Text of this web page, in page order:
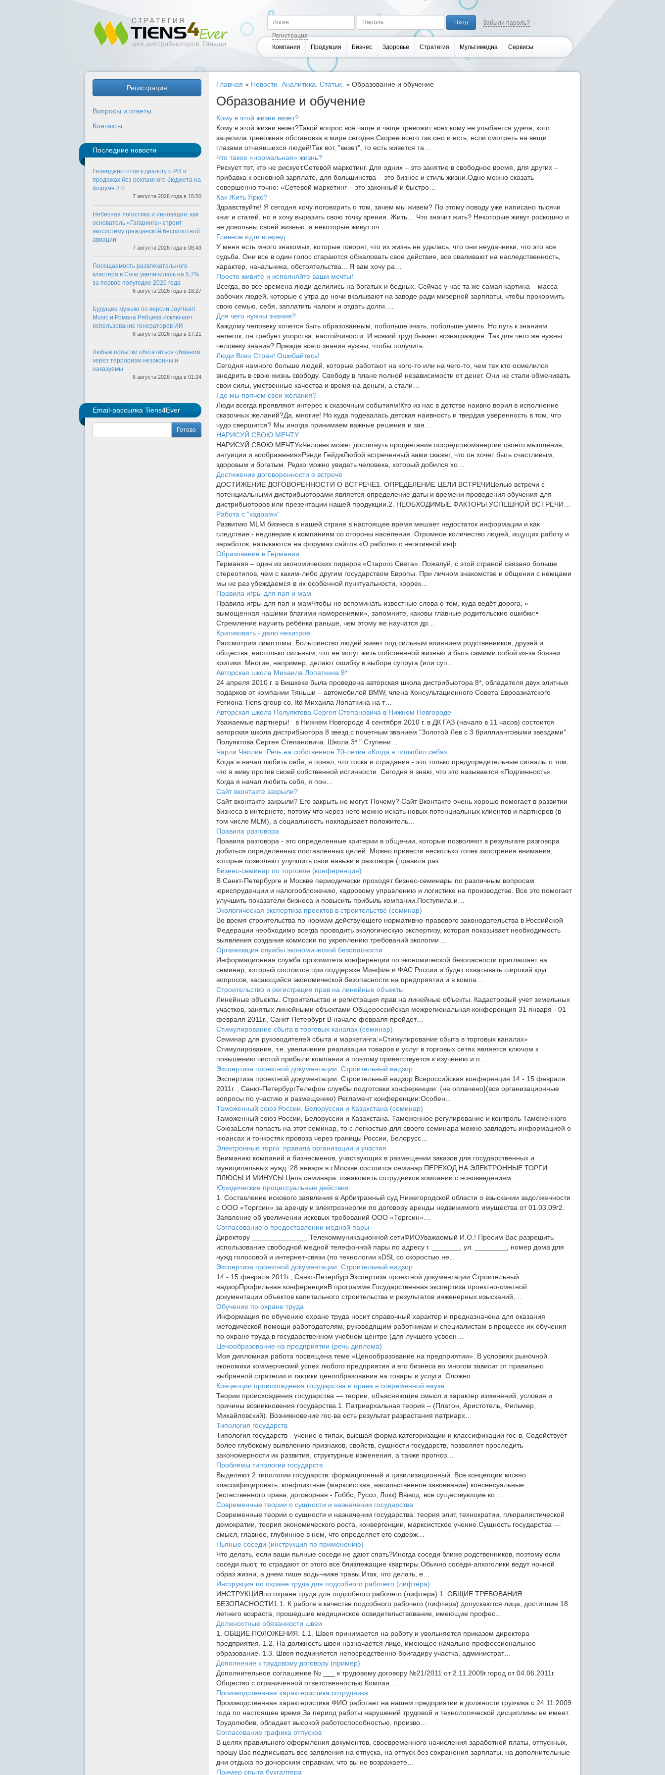
Забыли пароль?
Регистрация
Компания
Продукция Бизнес Здоровье Стратегия Мультимедиа Сервисы
Регистрация
Вопросы и ответы
Контакты
Последние новости
Геленджик готов к диалогу о PR и
продажах без рекламного бюджета на
форуме 3.0
7 августа 2026 года в 15:50
Небесная логистика и инновации: как
основатель «Гагаринга» строит
экосистему гражданской беспилотной
авиации
7 августа 2026 года в 08:43
Посещаемость развлекательного
кластера в Сочи увеличилась на 5,7%
за первое полугодие 2026 года
6 августа 2026 года в 18:27
Будущее музыки по версии JoyHeart
Music и Романа Рябцева исключает
использование генераторов ИИ
6 августа 2026 года в 17:21
Любые попытки обогатиться обманом
через терроризм незаконны и
наказуемы
6 августа 2026 года в 01:24
Email-рассылка Tiens4Ever
Готово
Главная » Новости. Аналитика. Статьи. » Образование и обучение
Образование и обучение
Кому в этой жизни везет?
Кому в этой жизни везет?Такой вопрос всё чаще и чаще тревожит всех,кому не улыбается удача, кого
зацепила тревожная обстановка в мире сегодня.Скорее всего так оно и есть, если смотреть на вещи
глазами отчаявшихся людей!Так вот, "везет", то есть живется та…
Что такое «нормальная» жизнь?
Рискует тот, кто не рискует.Сетевой маркетинг. Для одних – это занятие в свободное время, для других –
прибавка к основной зарплате, для большинства – это бизнес и стиль жизни.Одно можно сказать
совершенно точно: «Сетевой маркетинг – это законный и быстро…
Как Жить Ярко?
Здравствуйте! Я сегодня хочу поговорить о том, зачем мы живем? По этому поводу уже написано тысячи
книг и статей, но я хочу выразить свою точку зрения. Жить… Что значит жить? Некоторые живут роскошно и
не довольны своей жизнью, а некоторые живут оч…
Главное идти вперед…
У меня есть много знакомых, которые говорят, что их жизнь не удалась, что они неудачники, что это все
судьба. Они все в один голос стараются обжаловать свое действие, все сваливают на наследственность,
характер, начальника, обстоятельства... Я вам хочу ра…
Просто живите и исполняйте ваши мечты!
Всегда, во все времена люди делились на богатых и бедных. Сейчас у нас та же самая картина – масса
рабочих людей, которые с утра до ночи вкалывают на заводе ради мизерной зарплаты, чтобы прокормить
свою семью, себя, заплатить налоги и отдать долги.…
Для чего нужны знания?
Каждому человеку хочется быть образованным, побольше знать, побольше уметь. Но путь к знаниям
нелегок, он требует упорства, настойчивости. И всякий труд бывает вознагражден. Так для чего же нужны
человеку знания? Прежде всего знания нужны, чтобы получить…
Люди Всех Стран! Ошибайтесь!
Сегодня намного больше людей, которые работают на кого-то или на чего-то, чем тех кто осмелился
внедрить в свою жизнь свободу. Свободу в плане полной независимости от денег. Они не стали обменивать
свои силы, умственные качества и время на деньги, а стали…
Где мы прячем свои желания?
Люди всегда проявляют интерес к сказочным событиям!Кто из нас в детстве наивно верил в исполнение
сказочных желаний?Да, многие! Но куда подевалась детская наивность и твердая уверенность в том, что
чудо свершится? Мы иногда принимаем важные решения и зая…
НАРИСУЙ СВОЮ МЕЧТУ
НАРИСУЙ СВОЮ МЕЧТУ«Человек может достигнуть процветания посредствомэнергии своего мышления,
интуиции и воображения»Рэнди ГейджЛюбой встреченный вами скажет, что он хочет быть счастливым,
здоровым и богатым. Редко можно увидеть человека, который добился хо…
Достижение договоренности о встрече
ДОСТИЖЕНИЕ ДОГОВОРЕННОСТИ О ВСТРЕЧЕ1. ОПРЕДЕЛЕНИЕ ЦЕЛИ ВСТРЕЧИЦелью встречи с
потенциальными дистрибьюторами является определение даты и времени проведения обучения для
дистрибьюторов или презентации нашей продукции.2. НЕОБХОДИМЫЕ ФАКТОРЫ УСПЕШНОЙ ВСТРЕЧИ…
Работа с "кадрами"
Развитию MLM бизнеса в нашей стране в настоящее время мешает недостаток информации и как
следствие - недоверие к компаниям со стороны населения. Огромное количество людей, ищущих работу и
заработок, натыкаются на форумах сайтов «О работе» с негативной инф…
Образование в Германии
Германия – один из экономических лидеров «Старого Света». Пожалуй, с этой страной связано больше
стереотипов, чем с каким-либо другим государством Европы. При личном знакомстве и общении с немцами
мы не раз убеждаемся в их особенной пунктуальности, коррек…
Правила игры для пап и мам
Правила игры для пап и мамЧтобы не вспоминать известные слова о том, куда ведёт дорога, «
вымощенная нашими благими намерениями», запомните, каковы главные родительские ошибки:•
Стремление научить ребёнка раньше, чем этому же научатся др…
Критиковать - дело нехитрое
Рассмотрим симптомы. Большинство людей живет под сильным влиянием родственников, друзей и
общества, настолько сильным, что не могут жить собственной жизнью и быть самими собой из-за боязни
критики. Многие, например, делают ошибку в выборе супруга (или суп…
Авторская школа Михаила Лопаткина 8*
24 апреля 2010 г. в Бишкеке была проведена авторская школа дистрибьютора 8*, обладателя двух элитных
подарков от компании Тяньши – автомобилей BMW, члена Консультационного Совета Евроазиатского
Региона Tiens group co. Itd Михаила Лопаткина на т…
Авторская школа Полуяктова Сергея Степановича в Нижнем Новгороде
Уважаемые партнеры! в Нижнем Новгороде 4 сентября 2010 г. в ДК ГАЗ (начало в 11 часов) состоится
авторская школа дистрибьютора 8 звезд с почетным званием "Золотой Лев с 3 бриллиантовыми звездами"
Полуяктова Сергея Степановича. Школа 3* " Ступени…
Чарли Чаплин. Речь на собственное 70-летие «Когда я полюбил себя»
Когда я начал любить себя, я понял, что тоска и страдания - это только предупредительные сигналы о том,
что я живу против своей собственной истинности. Сегодня я знаю, что это называется «Подлинность».
Когда я начал любить себя, я пон…
Сайт вконтакте закрыли?
Сайт вконтакте закрыли? Его закрыть не могут. Почему? Сайт Вконтакте очень хорошо помогает в развитии
бизнеса в интернете, потому что через него можно искать новых потенциальных клиентов и партнеров (в
том числе MLM), а социальность накладывает положитель…
Правила разговора
Правила разговора - это определенные критерии в общении, которые позволяют в результате разговора
добиться определенных поставленных целей. Можно привести несколько точек заострения внимания,
которые позволяют улучшить свои навыки в разговоре (правила раз…
Бизнес-семинар по торговле (конференция)
В Санкт-Петербурге и Москве периодически проходят бизнес-семинары по различным вопросам
юриспруденции и налогообложению, кадровому управлению и логистике на производстве. Все это помогает
улучшить показатели бизнеса и повысить прибыль компании.Поступила и…
Экологическая экспертиза проектов в строительстве (семинар)
Во время строительства по нормам действующего нормативно-правового законодательства в Российской
Федерации необходимо всегда проводить экологическую экспертизу, которая показывает необходимость
выявления создания комиссии по укреплению требований экологии…
Организация службы экономической безопасности
Информационная служба оргкомитета конференции по экономической безопасности приглашает на
семинар, который состоится при поддержке Минфин и ФАС России и будет охватывать широкий круг
вопросов, касающийся экономической безопасности на предприятии и в компа…
Строительство и регистрация прав на линейные объекты
Линейные объекты. Строительство и регистрация прав на линейные объекты. Кадастровый учет земельных
участков, занятых линейными объектами Общероссийская межрегиональная конференция 31 января - 01
февраля 2011г., Санкт-Петербург В начале февраля пройдет…
Стимулирование сбыта в торговых каналах (семинар)
Семинар для руководителей сбыта и маркетинга:«Стимулирование сбыта в торговых каналах»
Стимулирование, т.е. увеличение реализации товаров и услуг в торговых сетях является ключом к
повышению чистой прибыли компании и поэтому приветствуется к изучению и п…
Экспертиза проектной документации. Строительный надзор
Экспертиза проектной документации. Строительный надзор Всероссийская конференция 14 - 15 февраля
2011г. , Санкт-ПетербургТелефон службы подготовки конференции: {не оплачено}(все организационные
вопросы по участию и размещению) Регламент конференции:Особен…
Таможенный союз России, Белоруссии и Казахстана (семинар)
Таможенный союз России, Белоруссии и Казахстана. Таможенное регулирование и контроль Таможенного
СоюзаЕсли попасть на этот семинар, то с легкостью для своего семинара можно завладеть информацией о
нюансах и тонкостях провоза через границы России, Белорусс…
Электронные торги: правила организации и участия
Вниманию компаний и бизнесменов, участвующих в размещении заказов для государственных и
муниципальных нужд. 28 января в г.Москве состоится семинар ПЕРЕХОД НА ЭЛЕКТРОННЫЕ ТОРГИ:
ПЛЮСЫ И МИНУСЫ Цель семинара: ознакомить сотрудников компании с нововведениям…
Юридические процессуальные действия
1. Составление искового заявления в Арбитражный суд Нижегородской области о взыскании задолженности
с ООО «Торгсин» за аренду и электроэнергии по договору аренды недвижимого имущества от 01.03.09г2.
Заявление об увеличении исковых требований ООО «Торгсин»…
Согласование о предоставлении медной пары
Директору ______________ Телекоммуникационной сетиФИОУважаемый И.О.! Просим Вас разрешить
использование свободной медной телефонной пары по адресу г. _______, ул. ________, номер дома для
нужд голосовой и интернет-связи (по технологии xDSL со скоростью не…
Экспертиза проектной документации. Строительный надзор
14 - 15 февраля 2011г., Санкт-ПетербургЭкспертиза проектной документации.Строительный
надзорПрофильная конференцияВ программе:Государственная экспертиза проектно-сметной
документации объектов капитального строительства и результатов инженерных изысканий,…
Обучение по охране труда
Информация по обучению охране труда носит справочный характер и предназначена для оказания
методической помощи работодателям, руководящим работникам и специалистам в процессе их обучения
по охране труда в государственном учебном центре (для лучшего усвоен…
Ценообразование на предприятии (речь диплома)
Моя дипломная работа посвящена теме «Ценообразование на предприятии». В условиях рыночной
экономики коммерческий успех любого предприятия и его бизнеса во многом зависит от правильно
выбранной стратегии и тактики ценообразования на товары и услуги. Сложно…
Концепции происхождения государства и права в современной науке
Теории происхождения государства — теории, объясняющие смысл и характер изменений, условия и
причины возникновения государства.1. Патриархальная теория – (Платон, Аристотель, Фильмер,
Михайловский). Возникновение гос-ва есть результат разрастания патриарх…
Типология государств
Типология государств - учение о типах, высшая форма категоризации и классификации гос-в. Содействует
более глубокому выявлению признаков, свойств, сущности государств, позволяет проследить
закономерности их развития, структурные изменения, а также прогноз…
Проблемы типологии государств
Выделяют 2 типологии государств: формационный и цивилизационный. Все концепции можно
классифицировать: конфликтные (марксисткая, насильственное завоевание) консенсуальные
(естественного права, договорная - Гоббс, Руссо, Локк) Вывод: все существующие ко…
Современные теории о сущности и назначении государства
Современные теории о сущности и назначении государства: теория элит, технократии, плюралистической
демократии, теория экономического роста, конвергенции, марксистское учение.Сущность государства —
смысл, главное, глубинное в нем, что определяет его содерж…
Пьяные соседи (инструкция по применению)
Что делать, если ваши пьяные соседи не дают спать?Иногда соседи ближе родственников, поэтому если
соседи пьют, то страдают от этого все близлежащие квартиры.Обычно соседи-алкоголики ведут ночной
образ жизни, а днем тише воды-ниже травы.Итак, что делать, е…
Инструкция по охране труда для подсобного рабочего (лифтера)
ИНСТРУКЦИЯпо охране труда для подсобного рабочего (лифтера) 1. ОБЩИЕ ТРЕБОВАНИЯ
БЕЗОПАСНОСТИ1.1. К работе в качестве подсобного рабочего (лифтера) допускаются лица, достигшие 18
летнего возраста, прошедшие медицинское освидетельствование, имеющие профес…
Должностные обязанности швеи
1. ОБЩИЕ ПОЛОЖЕНИЯ. 1.1. Швея принимается на работу и увольняется приказом директора
предприятия. 1.2. На должность швеи назначается лицо, имеющее начально-профессиональное
образование. 1.3. Швея подчиняется непосредственно бригадиру участка, администрат…
Дополнение к трудовому договору (пример)
Дополнительное соглашение № ___ к трудовому договору №21/2011 от 2.11.2009г.город от 04.06.2011г.
Общество с ограниченной ответственностью Компан…
Производственная характеристика сотрудника
Производственная характеристика.ФИО работает на нашем предприятии в должности грузчика с 24.11.2009
года по настоящее время.За период работы нарушений трудовой и технологической дисциплины не имеет.
Трудолюбив, обладает высокой работоспособностью, произво…
Согласование графика отпусков
В целях правильного оформления документов, своевременного начисления заработной платы, отпускных,
прошу Вас подписывать все заявления на отпуска, на отпуск без сохранения зарплаты, на дополнительные
дни отдыха по донорским справкам, что вы не возражаете…
Пример опыта бухгалтера